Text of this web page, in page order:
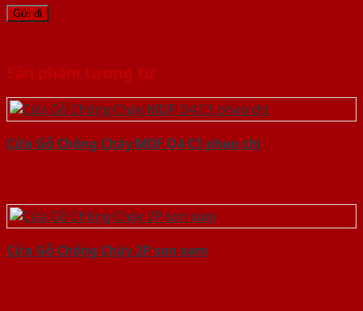
Sản phẩm tương tự
Cửa Gỗ Chống Cháy MDF O4 C1 phao chi
Cửa Gỗ Chống Cháy 2P son xam